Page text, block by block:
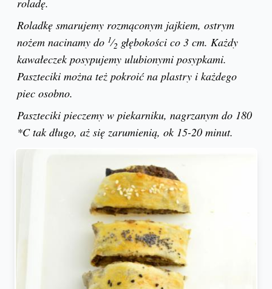
roladę.
Roladkę smarujemy rozmąconym jajkiem, ostrym
nożem nacinamy do 1⁄2 głębokości co 3 cm. Każdy
kawałeczek posypujemy ulubionymi posypkami.
Paszteciki można też pokroić na plastry i każdego
piec osobno.
Paszteciki pieczemy w piekarniku, nagrzanym do 180
*C tak długo, aż się zarumienią, ok 15-20 minut.